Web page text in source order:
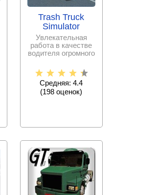
Trash Truck
Simulator
Увлекательная
работа в качестве
водителя огромного
который должен
Средняя: 4.4
(198 оценок)